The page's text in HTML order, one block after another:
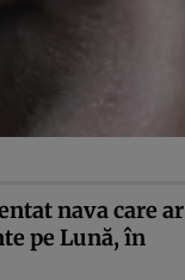
nava care ar
pe Lună, în